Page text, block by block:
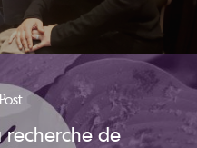
recherche de